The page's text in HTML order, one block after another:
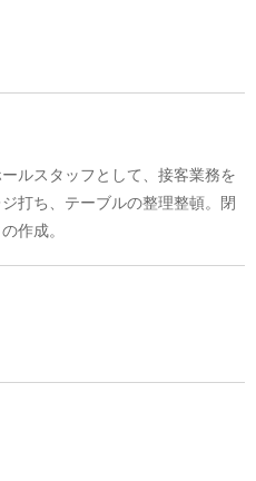
ルスタッフとして、接客業務を
打ち、テーブルの整理整頓。閉
作成。